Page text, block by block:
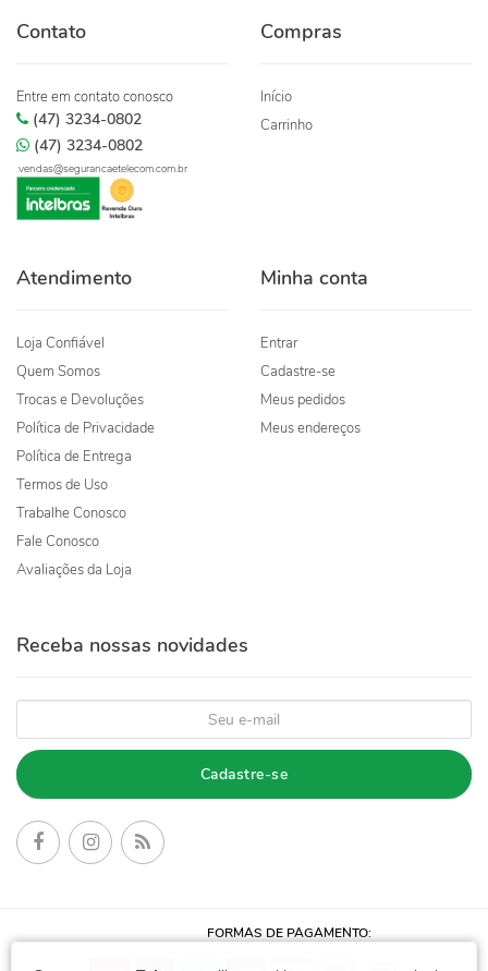
Contato
Entre em contato conosco
(47) 3234-0802
(47) 3234-0802
vendas@segurancaetelecom.com.br
Compras
Início
Carrinho
Atendimento
Loja Confiável
Quem Somos
Trocas e Devoluções
Política de Privacidade
Política de Entrega
Termos de Uso
Trabalhe Conosco
Fale Conosco
Avaliações da Loja
Minha conta
Entrar
Cadastre-se
Meus pedidos
Meus endereços
Receba nossas novidades
Cadastre-se
FORMAS DE PAGAMENTO: